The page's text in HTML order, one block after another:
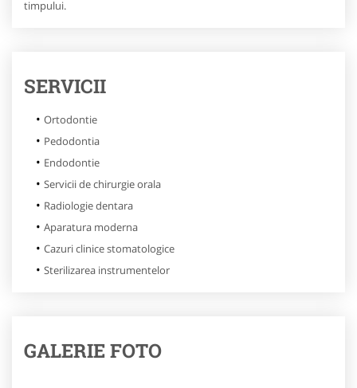
timpului.
SERVICII
Ortodontie
Pedodontia
Endodontie
Servicii de chirurgie orala
Radiologie dentara
Aparatura moderna
Cazuri clinice stomatologice
Sterilizarea instrumentelor
GALERIE FOTO